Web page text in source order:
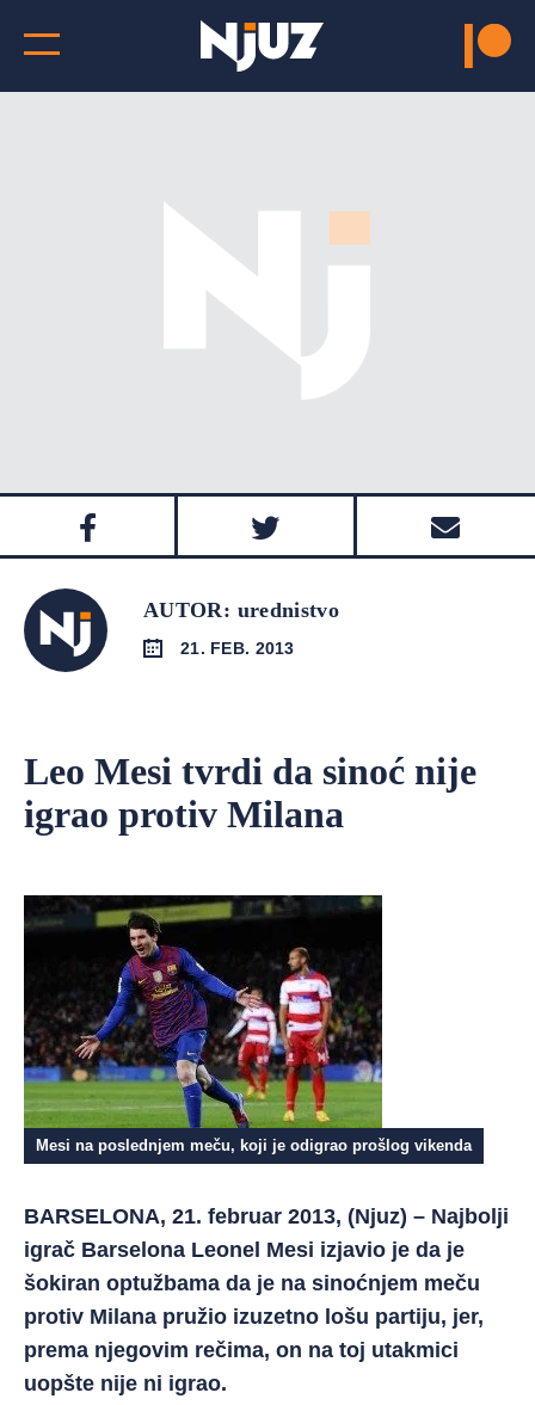
AUTOR: urednistvo
21. FEB. 2013
Leo Mesi tvrdi da sinoć nije
igrao protiv Milana
Mesi na poslednjem meču, koji je odigrao prošlog vikenda
BARSELONA, 21. februar 2013, (Njuz) – Najbolji
igrač Barselona Leonel Mesi izjavio je da je
šokiran optužbama da je na sinoćnjem meču
protiv Milana pružio izuzetno lošu partiju, jer,
prema njegovim rečima, on na toj utakmici
uopšte nije ni igrao.